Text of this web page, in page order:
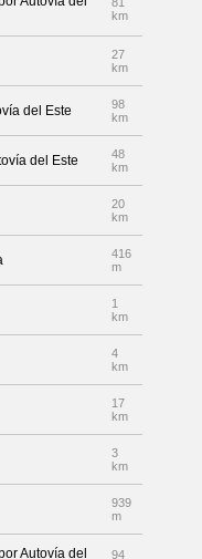
km
27
km
del Este
98
km
del Este
48
km
20
km
416
m
1
km
4
km
17
km
3
km
939
m
Autovía del 94